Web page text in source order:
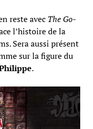
reste avec The Go-
l’histoire de la
Sera aussi présent
sur la figure du
.